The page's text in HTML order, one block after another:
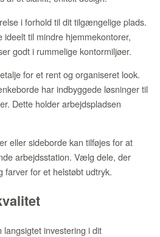
i forhold til dit tilgængelige plads.
til mindre hjemmekontorer,
godt i rummelige kontormiljøer.
for et rent og organiseret look.
har indbyggede løsninger til
Dette holder arbejdspladsen
eller sideborde kan tilføjes for at
arbejdsstation. Vælg dele, der
farver for et helstøbt udtryk.
investering i dit